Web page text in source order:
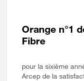
Orange n°1
Fibre
pour la sixième
Arcep de la